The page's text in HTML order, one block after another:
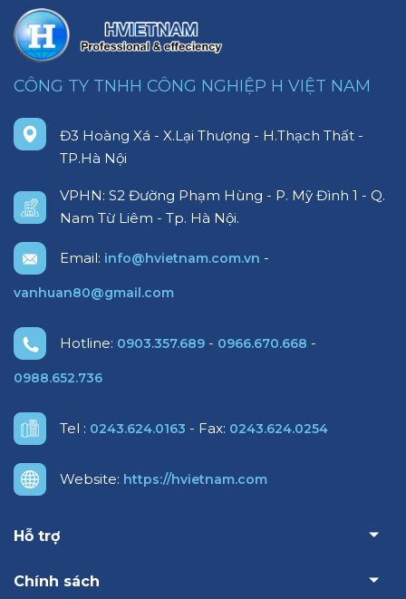
CÔNG TY TNHH CÔNG NGHIỆP H VIỆT NAM
Đ3 Hoàng Xá - X.Lại Thượng - H.Thạch Thất -
TP.Hà Nội
VPHN: S2 Đường Phạm Hùng - P. Mỹ Đình 1 - Q.
Nam Từ Liêm - Tp. Hà Nội.
Email: info@hvietnam.com.vn -
vanhuan80@gmail.com
Hotline: 0903.357.689 - 0966.670.668 -
0988.652.736
Tel : 0243.624.0163 - Fax: 0243.624.0254
Website: https://hvietnam.com
Hỗ trợ
Chính sách